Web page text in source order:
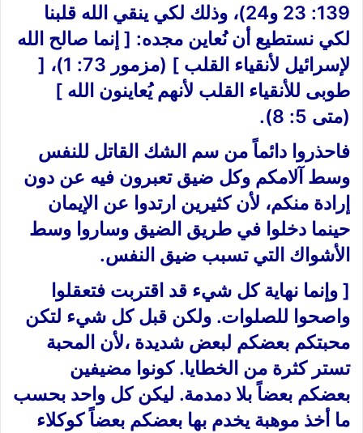
139: 23 و24)، وذلك لكي ينقي الله قلبنا
لكي نستطيع أن نُعاين مجده: [ إنما صالح الله
لإسرائيل لأنقياء القلب ] (مزمور 73: 1)، [
طوبى للأنقياء القلب لأنهم يُعاينون الله ]
(متى 5: 8).
فاحذروا دائماً من سم الشك القاتل للنفس
وسط آلامكم وكل ضيق تعبرون فيه عن دون
إرادة منكم، لأن كثيرين ارتدوا عن الإيمان
حينما دخلوا في طريق الضيق وساروا وسط
الأشواك التي تسبب ضيق النفس.
[ وإنما نهاية كل شيء قد اقتربت فتعقلوا
واصحوا للصلوات. ولكن قبل كل شيء لتكن
محبتكم بعضكم لبعض شديدة ،لأن المحبة
تستر كثرة من الخطايا. كونوا مضيفين
بعضكم بعضاً بلا دمدمة. ليكن كل واحد بحسب
ما أخذ موهبة يخدم بها بعضكم بعضاً كوكلاء